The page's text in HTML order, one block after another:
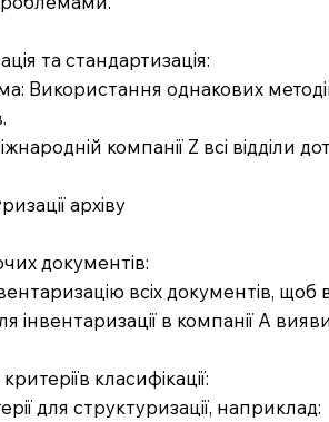
та стандартизація:
Використання однакових
компанії Z всі
архіву
документів:
всіх документів,
інвентаризації в компанії A
класифікації:
для структуризації, наприклад: